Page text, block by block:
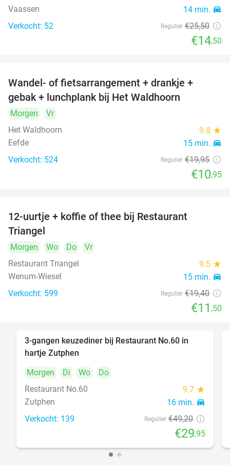
Vaassen 14 min. directions_car
Verkocht: 52 Regulier €25,50
€14,50
FULL
Wandel- of fietsarrangement + drankje +
gebak + lunchplank bij Het Waldhoorn
Morgen
Vr
Het Waldhoorn
9.8 star
Eefde 15 min. directions_car
Verkocht: 524 Regulier €19,95
€10,95
FULL
12-uurtje + koffie of thee bij Restaurant
Triangel
Morgen Wo Do
Vr
Restaurant Triangel
9.5 star
Wenum-Wiesel 15 min. directions_car
Verkocht: 599 Regulier €19,40
€11 ,50
DAY
FULL
3-gangen keuzediner bij Restaurant No.60 in
hartje Zutphen
Morgen
Di Wo
Do
Restaurant No.60
9.7 star
Zutphen 16 min. directions_car
Verkocht: 139 Regulier €49,20
€29,95